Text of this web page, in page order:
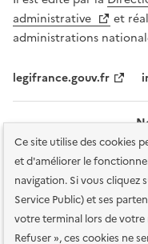
Ce site utilise des cookies
et d'améliorer le
navigation. Si vous cliquez
Service Public) et ses
votre terminal lors de votre
Refuser », ces cookies ne
administrative
et
administrations
legifrance.gouv.fr
Plan du site Accessibilité :